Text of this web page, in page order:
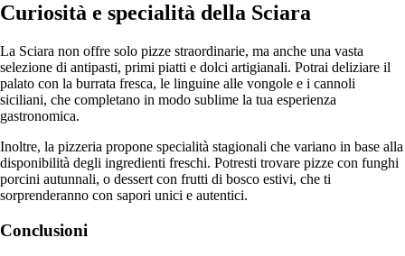
Curiosità e specialità della Sciara
La Sciara non offre solo pizze straordinarie, ma anche una vasta
selezione di antipasti, primi piatti e dolci artigianali. Potrai deliziare il
palato con la burrata fresca, le linguine alle vongole e i cannoli
siciliani, che completano in modo sublime la tua esperienza
gastronomica.
Inoltre, la pizzeria propone specialità stagionali che variano in base alla
disponibilità degli ingredienti freschi. Potresti trovare pizze con funghi
porcini autunnali, o dessert con frutti di bosco estivi, che ti
sorprenderanno con sapori unici e autentici.
Conclusioni